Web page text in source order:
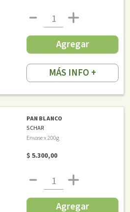
Agregar
MÁS INFO +
PAN BLANCO
SCHAR
Envase x 200g
$ 5.300,00
Agregar